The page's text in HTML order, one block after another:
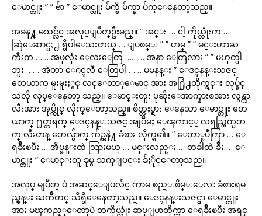
ေမာင္တူး ” ” ဗ်ာ ” ေမာင္တူး မ်က္စိ မ်က္နာ ပ်က္ေနေတာ့သည္။
အခန႔္ မသင္လ်င္ အလုပ္ျပဳတ္ဦးမည္။ ” အင္း … ငါ့ ကိုယ္လုံးက …
ဆြဲေဆာင္မႈ႕ ရွိပါေသးတယ္ … ျပစမ္း ” ” ဟမ္ ” ” မင္းဟာႀ
ကီးက …… အဖုလုံး ေလးေတြ ……… အနာ ေတြလား ” ” မဟုတ္ပါ
ဘူး …… အဲတာ ေဂၚလီ ေတြပါ …… မမနန္း ” ေဒၚနန္းသဇင္
တေယာက္ မူးမူးႏွင္ လင္ေတာ္ေမာင္ အား အ႐ြဲ႕တိုက္ရင္း လုပ္ခ်င္
သလို လုပ္ေနေတာ့ သည္။ ေမာင္းတူး ပုဆိုးေအာက္နားစအား လွန္ကာ
လီးအား အုပ္ကိုင္ လိုက္ေတာ့သည္။ စိတ္လႈပ္ရွား ေနေသာ ေမာင္တူး တေ
ယာက္ ႐ုတ္တရက္ ေဒၚနန္းသဇင္ အျပဳမႈ ေၾကာင့္ လရည္ထြက္မတ
က္ လီးတန္ တေလွ်ာက္ က်ဥ္ကနဲ႔ ခံစား လိုက္ရ၏။ ” ေတာ္ၿပီကြာ … ေ
ရခ်ိဳးၿပီး … အိပ္ခန္းထဲ သြားမယ္ … မင္းလည္း … တခါထဲ ခ်ိဳး … ေ
မာင္တူး ” ေမာင္းတူ ခုမွ သက္ျပင္း ခ်ႏိုင္ေတာ့သည္။
အလုပ္ မျပဳတ္ ပဲ အဆင္ေျပလ်င္ ကာမ စည္းစိမ္းေလး ခံစားရမ
ည္မွန္း ႀကိဳတင္ သိရွိေနေတာ့သည္။ ေဒၚနန္းသဇင္မွာ ေမာင္တူး
အား မၾကည့္ေတာ့ပဲ တကိုယ္လုံး ဆပ္ျပာတိုက္ကာ ေရခ်ိဳးၿပီး အရင္